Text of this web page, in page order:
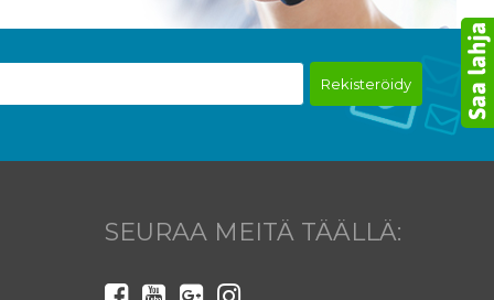
Rekisteröidy
SEURAA MEITÄ TÄÄLLÄ:
kuun 1.